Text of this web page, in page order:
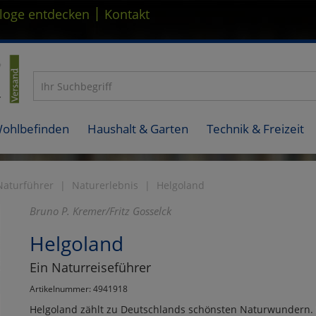
entdecken | Kontakt
Haushalt & Garten Technik & Freizeit
Naturerlebnis Helgoland
Bruno P. Kremer/Fritz Gosselck
Helgoland
Ein Naturreiseführer
Artikelnummer: 4941918
Helgoland zählt zu Deutschlands schönsten